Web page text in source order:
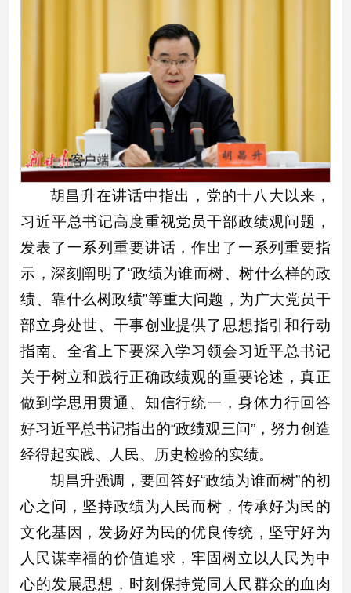
胡昌升在讲话中指出，党的十八大以来，
习近平总书记高度重视党员干部政绩观问题，
发表了一系列重要讲话，作出了一系列重要指
示，深刻阐明了“政绩为谁而树、树什么样的政
绩、靠什么树政绩”等重大问题，为广大党员干
部立身处世、干事创业提供了思想指引和行动
指南。全省上下要深入学习领会习近平总书记
关于树立和践行正确政绩观的重要论述，真正
做到学思用贯通、知信行统一，身体力行回答
好习近平总书记指出的“政绩观三问”，努力创造
经得起实践、人民、历史检验的实绩。
胡昌升强调，要回答好“政绩为谁而树”的初
心之问，坚持政绩为人民而树，传承好为民的
文化基因，发扬好为民的优良传统，坚守好为
人民谋幸福的价值追求，牢固树立以人民为中
心的发展思想，时刻保持党同人民群众的血肉